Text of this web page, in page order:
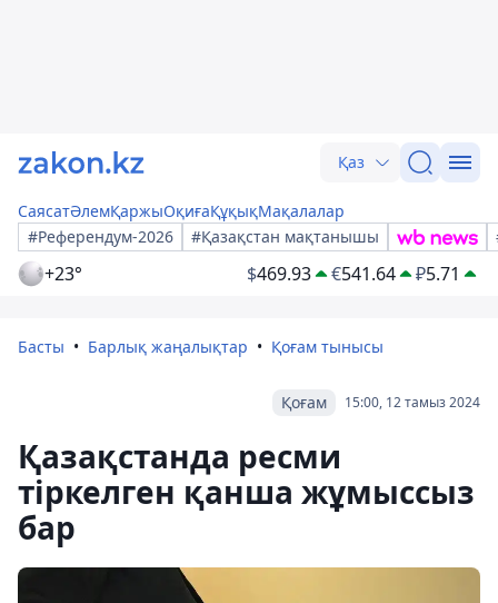
Қаз
СаясатӘлемҚаржыОқиғаҚұқықМақалалар
#Референдум-2026
#Қазақстан мақтанышы
+23° $469.93 €541.64 ₽5.71
Басты Барлық жаңалықтар Қоғам тынысы
15:00, 12 тамыз 2024
Қоғам
Қазақстанда ресми
тіркелген қанша жұмыссыз
бар